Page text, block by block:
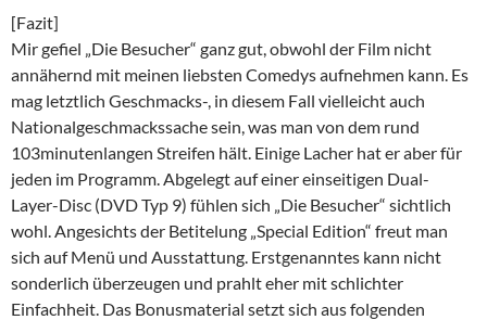
[Fazit]
Mir gefiel „Die Besucher“ ganz gut, obwohl der Film nicht
annähernd mit meinen liebsten Comedys aufnehmen kann. Es
mag letztlich Geschmacks-, in diesem Fall vielleicht auch
Nationalgeschmackssache sein, was man von dem rund
103minutenlangen Streifen hält. Einige Lacher hat er aber für
jeden im Programm. Abgelegt auf einer einseitigen Dual-
Layer-Disc (DVD Typ 9) fühlen sich „Die Besucher“ sichtlich
wohl. Angesichts der Betitelung „Special Edition“ freut man
sich auf Menü und Ausstattung. Erstgenanntes kann nicht
sonderlich überzeugen und prahlt eher mit schlichter
Einfachheit. Das Bonusmaterial setzt sich aus folgenden